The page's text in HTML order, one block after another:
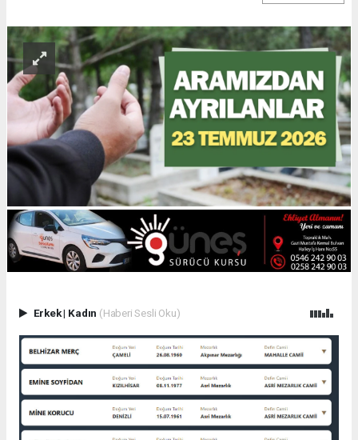
Erkek| Kadın (Haberi Sesli Oku)